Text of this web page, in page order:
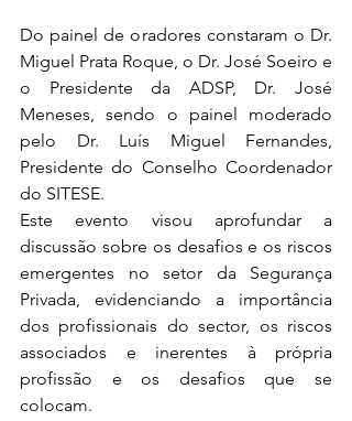
Do painel de oradores constaram o Dr.
Miguel Prata Roque, o Dr. José Soeiro e
o Presidente da ADSP, Dr. José
Meneses, sendo o painel moderado
pelo Dr. Luís Miguel Fernandes,
Presidente do Conselho Coordenador
do SITESE.
Este evento visou aprofundar a
discussão sobre os desafios e os riscos
emergentes no setor da Segurança
Privada, evidenciando a importância
dos profissionais do sector, os riscos
associados e inerentes à própria
profissão e os desafios que se
colocam.